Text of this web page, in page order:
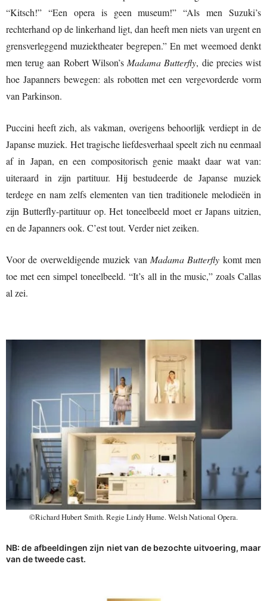
“Kitsch!” “Een opera is geen museum!” “Als men Suzuki’s
rechterhand op de linkerhand ligt, dan heeft men niets van urgent en
grensverleggend muziektheater begrepen.” En met weemoed denkt
men terug aan Robert Wilson’s Madama Butterfly, die precies wist
hoe Japanners bewegen: als robotten met een vergevorderde vorm
van Parkinson.
Puccini heeft zich, als vakman, overigens behoorlijk verdiept in de
Japanse muziek. Het tragische liefdesverhaal speelt zich nu eenmaal
af in Japan, en een compositorisch genie maakt daar wat van:
uiteraard in zijn partituur. Hij bestudeerde de Japanse muziek
terdege en nam zelfs elementen van tien traditionele melodieën in
zijn Butterfly-partituur op. Het toneelbeeld moet er Japans uitzien,
en de Japanners ook. C’est tout. Verder niet zeiken.
Voor de overweldigende muziek van Madama Butterfly komt men
toe met een simpel toneelbeeld. “It’s all in the music,” zoals Callas
al zei.
©Richard Hubert Smith. Regie Lindy Hume. Welsh National Opera.
NB: de afbeeldingen zijn niet van de bezochte uitvoering, maar
van de tweede cast.